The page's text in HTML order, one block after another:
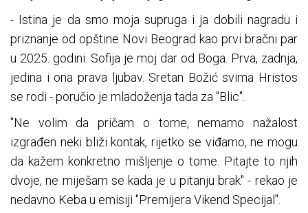
- Istina je da smo moja supruga i ja dobili nagradu i
priznanje od opštine Novi Beograd kao prvi bračni par
u 2025. godini. Sofija je moj dar od Boga. Prva, zadnja,
jedina i ona prava ljubav. Sretan Božić svima Hristos
se rodi - poručio je mladoženja tada za "Blic".
"Ne volim da pričam o tome, nemamo nažalost
izgrađen neki bliži kontak, rijetko se viđamo, ne mogu
da kažem konkretno mišljenje o tome. Pitajte to njih
dvoje, ne miješam se kada je u pitanju brak" - rekao je
nedavno Keba u emisiji "Premijera Vikend Specijal".